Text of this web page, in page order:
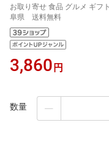
お取り寄せ 食品 グルメ ギ
阜県 送料無料
3,860 円
数量